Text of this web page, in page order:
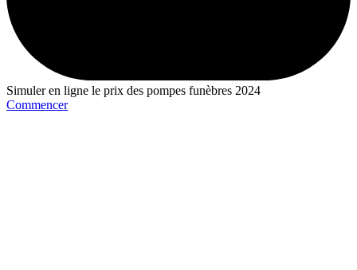
Simuler en ligne le prix des pompes funèbres 2024
Commencer